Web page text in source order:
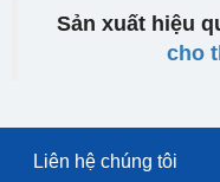
Sản xuất hiệu
cho
Liên hệ chúng tôi